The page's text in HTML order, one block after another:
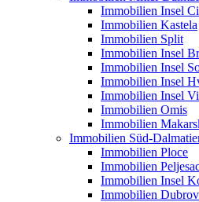
Immobilien Insel
Immobilien Kastela
Immobilien Split
Immobilien Insel
Immobilien Insel
Immobilien Insel
Immobilien Insel
Immobilien Omis
Immobilien
Immobilien Süd-
Immobilien Ploce
Immobilien
Immobilien Insel
Immobilien